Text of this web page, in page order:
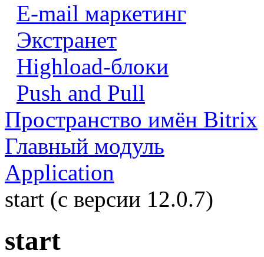
E-mail маркетинг
Экстранет
Highload-блоки
Push and Pull
Пространство имён Bitrix
Главный модуль
Application
start (с версии 12.0.7)
start